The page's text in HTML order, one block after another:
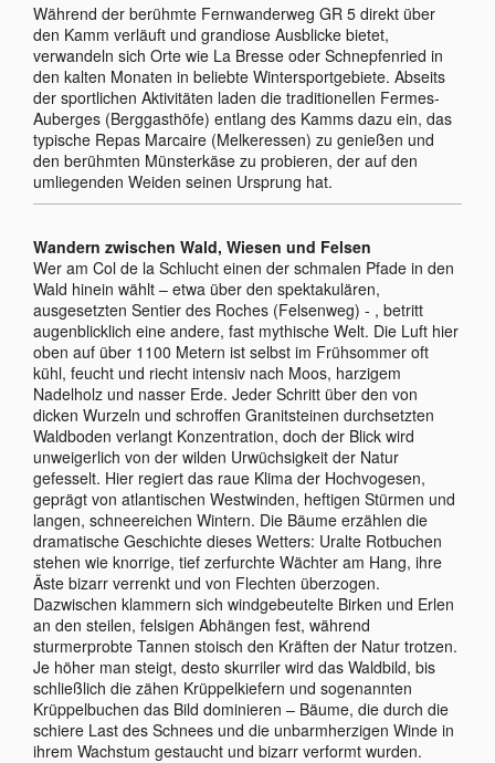
Während der berühmte Fernwanderweg GR 5 direkt über
den Kamm verläuft und grandiose Ausblicke bietet,
verwandeln sich Orte wie La Bresse oder Schnepfenried in
den kalten Monaten in beliebte Wintersportgebiete. Abseits
der sportlichen Aktivitäten laden die traditionellen Fermes-
Auberges (Berggasthöfe) entlang des Kamms dazu ein, das
typische Repas Marcaire (Melkeressen) zu genießen und
den berühmten Münsterkäse zu probieren, der auf den
umliegenden Weiden seinen Ursprung hat.
Wandern zwischen Wald, Wiesen und Felsen
Wer am Col de la Schlucht einen der schmalen Pfade in den
Wald hinein wählt – etwa über den spektakulären,
ausgesetzten Sentier des Roches (Felsenweg) - , betritt
augenblicklich eine andere, fast mythische Welt. Die Luft hier
oben auf über 1100 Metern ist selbst im Frühsommer oft
kühl, feucht und riecht intensiv nach Moos, harzigem
Nadelholz und nasser Erde. Jeder Schritt über den von
dicken Wurzeln und schroffen Granitsteinen durchsetzten
Waldboden verlangt Konzentration, doch der Blick wird
unweigerlich von der wilden Urwüchsigkeit der Natur
gefesselt. Hier regiert das raue Klima der Hochvogesen,
geprägt von atlantischen Westwinden, heftigen Stürmen und
langen, schneereichen Wintern. Die Bäume erzählen die
dramatische Geschichte dieses Wetters: Uralte Rotbuchen
stehen wie knorrige, tief zerfurchte Wächter am Hang, ihre
Äste bizarr verrenkt und von Flechten überzogen.
Dazwischen klammern sich windgebeutelte Birken und Erlen
an den steilen, felsigen Abhängen fest, während
sturmerprobte Tannen stoisch den Kräften der Natur trotzen.
Je höher man steigt, desto skurriler wird das Waldbild, bis
schließlich die zähen Krüppelkiefern und sogenannten
Krüppelbuchen das Bild dominieren – Bäume, die durch die
schiere Last des Schnees und die unbarmherzigen Winde in
ihrem Wachstum gestaucht und bizarr verformt wurden.